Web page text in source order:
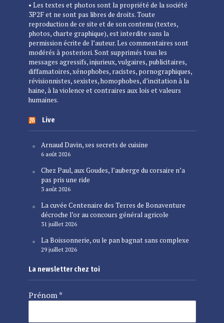
• Les textes et photos sont la propriété de la société
3P2F et ne sont pas libres de droits. Toute
reproduction de ce site et de son contenu (textes,
photos, charte graphique), est interdite sans la
permission écrite de l’auteur. Les commentaires sont
modérés à posteriori. Sont supprimés tous les
messages agressifs, injurieux, vulgaires, publicitaires,
diffamatoires, xénophobes, racistes, pornographiques,
révisionnistes, sexistes, homophobes, d’incitation à la
haine, à la violence et contraires aux lois et valeurs
humaines.
Live
Arnaud Davin, ses secrets de cuisine
6 août 2026
Chez Paul, aux Goudes, l’auberge du corsaire n’a
pas pris une ride
3 août 2026
La cuvée Centenaire des Terres de Bonaventure
décroche l’or au concours général agricole
31 juillet 2026
La Boissonnerie, ou le pan bagnat sans complexe
29 juillet 2026
La newsletter chez toi
Prénom*